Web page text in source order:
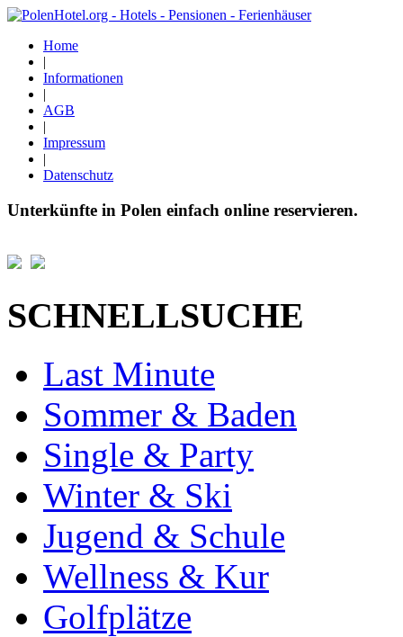
Home
|
Informationen
|
AGB
|
Impressum
|
Datenschutz
Unterkünfte in Polen einfach online reservieren.
SCHNELLSUCHE
Last Minute
Sommer & Baden
Single & Party
Winter & Ski
Jugend & Schule
Wellness & Kur
Golfplätze